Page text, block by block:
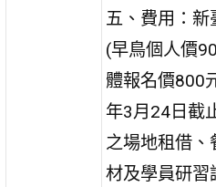
五、費用：
(早鳥個人價
體報名價800
年3月24日截
之場地租借
材及學員研習